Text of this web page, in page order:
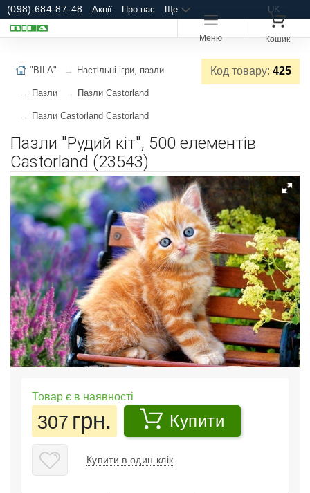
(098) 684-87-48 Акції Про нас Ще UK
Меню Кошик
Код товару: 425
"BILA" Настільні ігри, пазли
Пазли Пазли Castorland
Пазли Castorland Castorland
Пазли "Рудий кіт", 500 елементів
Castorland (23543)
Товар є в наявності
307 грн. Купити
Купити в один клік